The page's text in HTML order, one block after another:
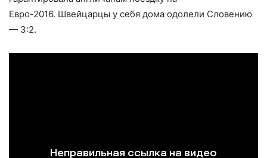
Евро-2016. Швейцарцы у себя дома одолели Словению
— 3:2.